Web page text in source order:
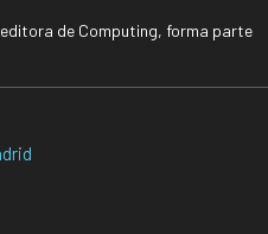
de Computing, forma parte